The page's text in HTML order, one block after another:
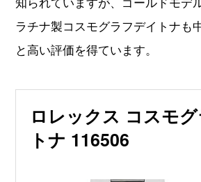
ラチナ製コスモグラフデイトナも
と高い評価を得ています。
ロレックス コスモ
トナ 116506